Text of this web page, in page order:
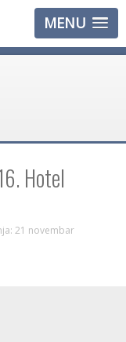
MENU
Hotel
21 novembar